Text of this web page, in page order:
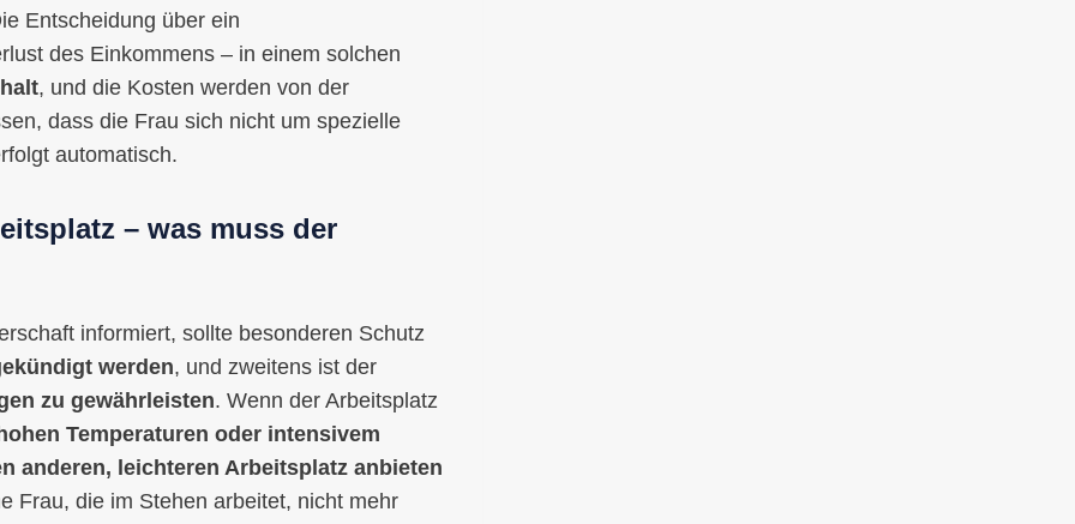
Entscheidung über ein
des Einkommens – in einem solchen
, und die Kosten werden von der
dass die Frau sich nicht um spezielle
automatisch.
– was muss der
informiert, sollte besonderen Schutz
werden, und zweitens ist der
zu gewährleisten. Wenn der Arbeitsplatz
Temperaturen oder intensivem
anderen, leichteren Arbeitsplatz anbieten
Frau, die im Stehen arbeitet, nicht mehr